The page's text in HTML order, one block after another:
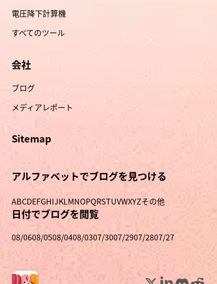
電圧降下計算機
すべてのツール
会社
ブログ
メディアレポート
Sitemap
アルファベットでブログを見つける
ABCDEFGHIJKLMNOPQRSTUVWXYZその他
日付でブログを閲覧
08/0608/0508/0408/0307/3007/2907/2807/27